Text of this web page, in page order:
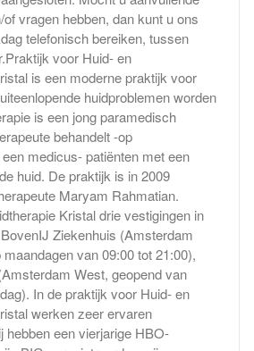
vragen hebben, dan kunt u ons
telefonisch bereiken, tussen
voor Huid- en
is een moderne praktijk voor
huidproblemen worden
is een jong paramedisch
behandelt -op
medicus- patiënten met een
huid. De praktijk is in 2009
Maryam Rahmatian.
Kristal drie vestigingen in
Ziekenhuis (Amsterdam
van 09:00 tot 21:00),
West, geopend van
In de praktijk voor Huid- en
werken zeer ervaren
hebben een vierjarige HBO-